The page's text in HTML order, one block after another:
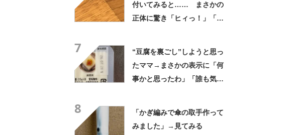
付いてみると…… まさかの
正体に驚き「ヒィっ！」「心
7
“豆腐を裏ごし”しようと思っ
たママ→まさかの表示に「何
事かと思ったわ」「誰も気付
8
「かぎ編みで傘の取手作って
みました」→見てみる